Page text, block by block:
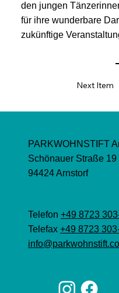
den jungen
für ihre wunderbare
zukünftige
Next Item
PARKWOHNSTIFT
Schönauer Straße 19
94424 Arnstorf
Telefon +49 8723
Telefax +49 8723